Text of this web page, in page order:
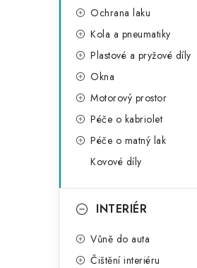
Ochrana laku
Kola a pneumatiky
Plastové a pryžové díly
Okna
Motorový prostor
Péče o kabriolet
Péče o matný lak
Kovové díly
INTERIÉR
Vůně do auta
Čištění interiéru